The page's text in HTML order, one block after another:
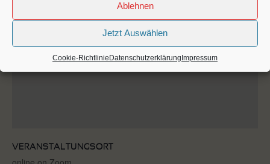
Ablehnen
Jetzt Auswählen
Cookie-RichtlinieDatenschutzerklärungImpressum
VERANSTALTUNGSORT